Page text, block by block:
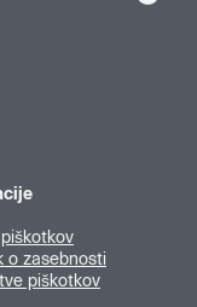
o zasebnosti
piškotkov